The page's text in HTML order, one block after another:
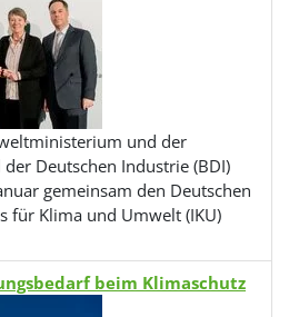
und der
Deutschen Industrie (BDI)
gemeinsam den Deutschen
für Klima und Umwelt (IKU)
beim Klimaschutz